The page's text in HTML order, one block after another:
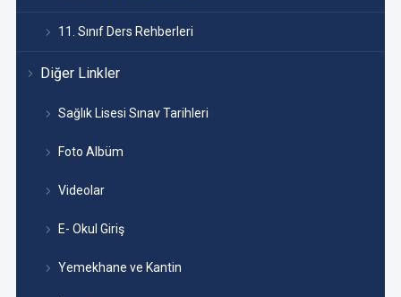
11. Sınıf Ders Rehberleri
Diğer Linkler
Sağlık Lisesi Sınav Tarihleri
Foto Albüm
Videolar
E- Okul Giriş
Yemekhane ve Kantin